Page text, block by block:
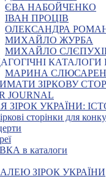
ЄВА НАБОЙЧЕНКО
ІВАН ПРОЦІВ
ОЛЕКСАНДРА
МИХАЙЛО ЖУРБА
МИХАЙЛО
КАТАЛОГИ
МАРИНА
ЗІРКОВУ
JOURNAL
ЗІРОК УКРАЇНИ:
сторінки для
в каталоги
ЗІРОК УКРАЇНИ